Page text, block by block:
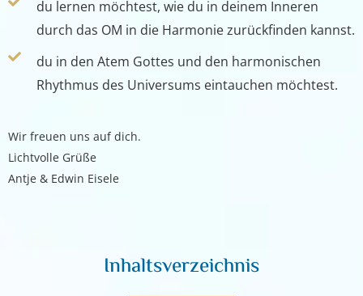
du lernen möchtest, wie du in deinem Inneren
durch das OM in die Harmonie zurückfinden kannst.
du in den Atem Gottes und den harmonischen
Rhythmus des Universums eintauchen möchtest.
Wir freuen uns auf dich.
Lichtvolle Grüße
Antje & Edwin Eisele
Inhaltsverzeichnis